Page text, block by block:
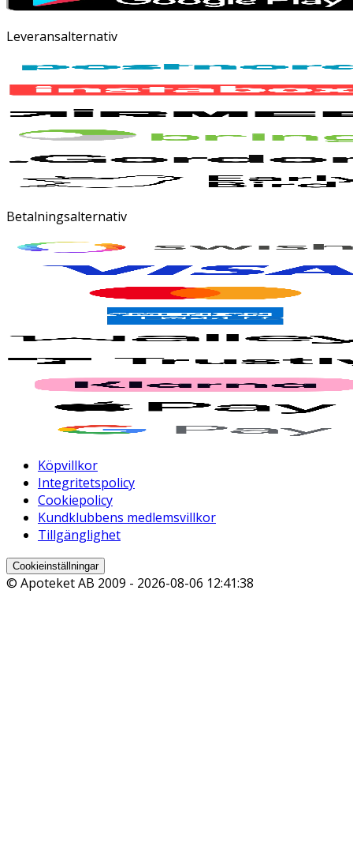
Leveransalternativ
Betalningsalternativ
Köpvillkor
Integritetspolicy
Cookiepolicy
Kundklubbens medlemsvillkor
Tillgänglighet
Cookieinställningar
© Apoteket AB 2009 - 2026-08-06 12:41:38